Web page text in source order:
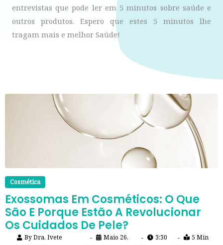
entrevistas que pode ler em 5 minutos sobre saúde e
outros produtos. Espero que estes 5 minutos lhe
tragam mais e melhor Saúde!
Cosmética
Exossomas Em Cosméticos: O Que
São E Porque Estão A Revolucionar
Os Cuidados De Pele?
ByDra. Ivete
Maio 26,
3:30
5 Min